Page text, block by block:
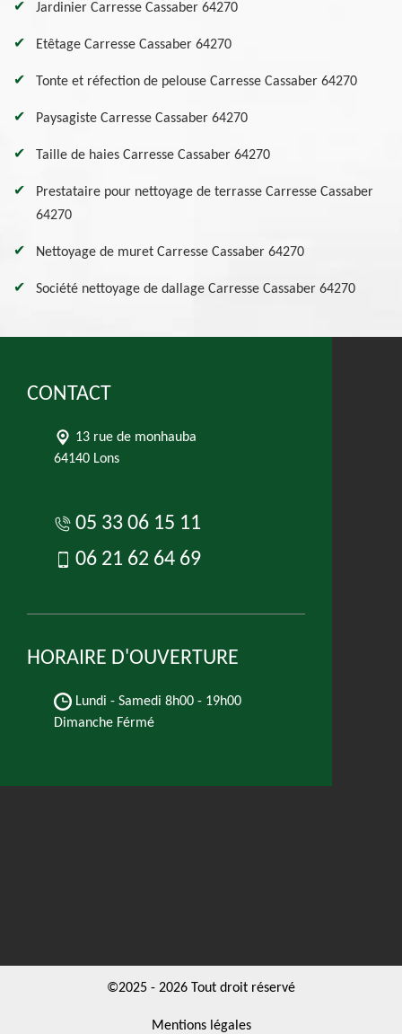
Jardinier Carresse Cassaber 64270
Etêtage Carresse Cassaber 64270
Tonte et réfection de pelouse Carresse Cassaber 64270
Paysagiste Carresse Cassaber 64270
Taille de haies Carresse Cassaber 64270
Prestataire pour nettoyage de terrasse Carresse Cassaber
64270
Nettoyage de muret Carresse Cassaber 64270
Société nettoyage de dallage Carresse Cassaber 64270
CONTACT
13 rue de monhauba
64140 Lons
05 33 06 15 11
06 21 62 64 69
HORAIRE D'OUVERTURE
Lundi - Samedi 8h00 - 19h00
Dimanche Férmé
©2025 - 2026 Tout droit réservé
Mentions légales